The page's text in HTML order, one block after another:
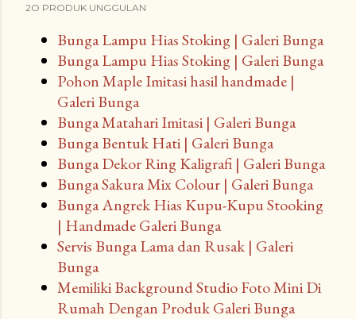
2O PRODUK UNGGULAN
Bunga Lampu Hias Stoking | Galeri Bunga
Bunga Lampu Hias Stoking | Galeri Bunga
Pohon Maple Imitasi hasil handmade |
Galeri Bunga
Bunga Matahari Imitasi | Galeri Bunga
Bunga Bentuk Hati | Galeri Bunga
Bunga Dekor Ring Kaligrafi | Galeri Bunga
Bunga Sakura Mix Colour | Galeri Bunga
Bunga Angrek Hias Kupu-Kupu Stooking
| Handmade Galeri Bunga
Servis Bunga Lama dan Rusak | Galeri
Bunga
Memiliki Background Studio Foto Mini Di
Rumah Dengan Produk Galeri Bunga